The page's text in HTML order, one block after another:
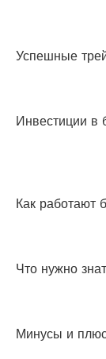
Успешные
Инвестиции в
Как работают
Что нужно
Минусы и